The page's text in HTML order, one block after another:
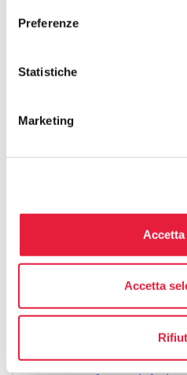
Preferenze
Statistiche
Marketing
Accetta
Informazioni
Viale Michelangelo,
email Email
language Sito Web